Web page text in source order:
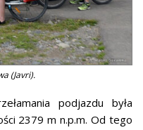
(Javri).
podjazdu była
2379 m n.p.m. Od tego